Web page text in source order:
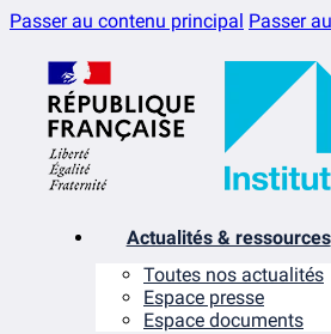
Passer au contenu principal Passer
Actualités & ressources
Toutes nos actualités
Espace presse
Espace documents